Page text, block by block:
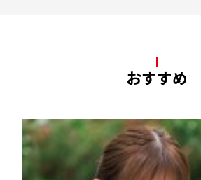
おすすめ